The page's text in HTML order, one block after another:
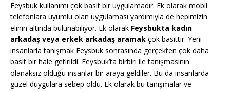
Feysbuk kullanımı çok basit bir uygulamadır. Ek olarak mobil
telefonlara uyumlu olan uygulaması yardımıyla de hepimizin
elinin altında bulunabiliyor. Ek olarak Feysbukta kadın
arkadaş veya erkek arkadaş aramak çok basittir. Yeni
insanlarla tanışmak Feysbuk sonrasında gerçekten çok daha
basit bir hale getirildi. Feysbuk’ta birbiri ile tanışmasının
olanaksız olduğu insanlar bir araya geldiler. Bu da insanlarda
güzel duygulara sebep oldu. Ek olarak bu tanışmalar ve